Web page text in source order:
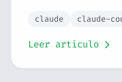
no bloquea nada.
claude claude-
Leer artículo